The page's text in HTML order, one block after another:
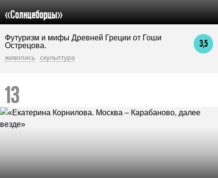
«Солнцеборцы»
3,5
Футуризм и мифы Древней Греции от Гоши
Острецова.
живопись скульптура